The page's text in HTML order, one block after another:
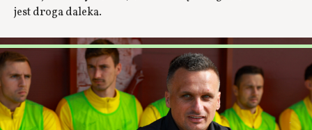
jest droga daleka.